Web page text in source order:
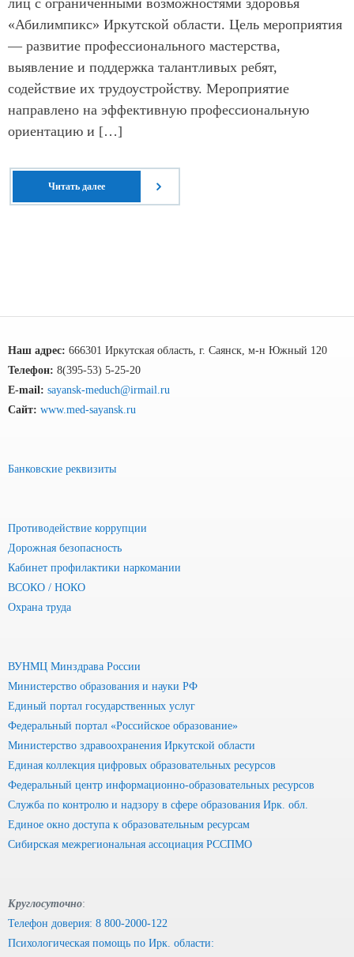
лиц с ограниченными возможностями здоровья
«Абилимпикс» Иркутской области. Цель мероприятия
— развитие профессионального мастерства,
выявление и поддержка талантливых ребят,
содействие их трудоустройству. Мероприятие
направлено на эффективную профессиональную
ориентацию и […]
Читать далее
Наш адрес: 666301 Иркутская область, г. Саянск, м-н Южный 120
Телефон: 8(395-53) 5-25-20
E-mail: sayansk-meduch@irmail.ru
Сайт: www.med-sayansk.ru
Банковские реквизиты
Противодействие коррупции
Дорожная безопасность
Кабинет профилактики наркомании
ВСОКО / НОКО
Охрана труда
ВУНМЦ Минздрава России
Министерство образования и науки РФ
Единый портал государственных услуг
Федеральный портал «Российское образование»
Министерство здравоохранения Иркутской области
Единая коллекция цифровых образовательных ресурсов
Федеральный центр информационно-образовательных ресурсов
Служба по контролю и надзору в сфере образования Ирк. обл.
Единое окно доступа к образовательным ресурсам
Сибирская межрегиональная ассоциация РССПМО
Круглосуточно:
Телефон доверия: 8 800-2000-122
Психологическая помощь по Ирк. области: